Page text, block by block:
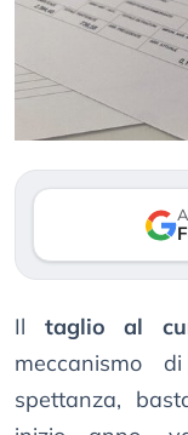
Il taglio al
meccanismo
spettanza,